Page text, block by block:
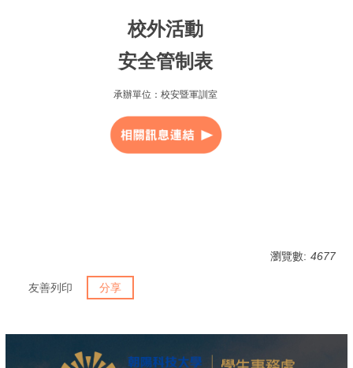
校外活動
安全管制表
承辦單位：校安暨軍訓室
瀏覽數: 4677
友善列印 分享